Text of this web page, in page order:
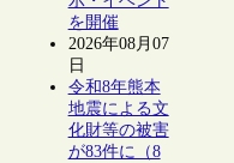
を開催
2026年08月07
日
令和8年熊本
地震による文
化財等の被害
が83件に（8